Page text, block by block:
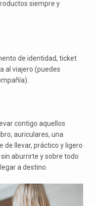
siempre y
de identidad, ticket
al viajero (puedes
contigo aquellos
auriculares, una
de llevar, práctico y ligero
aburrirte y sobre todo
a destino.